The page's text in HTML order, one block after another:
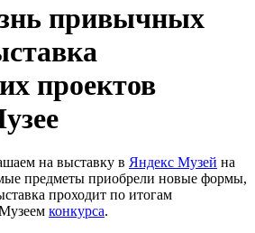
привычных
проектов
на выставку в Яндекс Музей на
предметы приобрели новые формы,
проходит по итогам
конкурса.